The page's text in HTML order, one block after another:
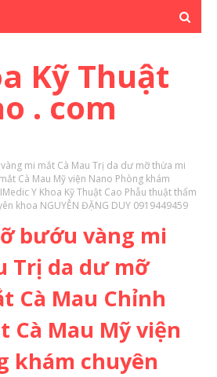
Kỹ Thuật
. com
mi mắt Cà Mau Trị da dư mỡ thừa mi
Cà Mau Mỹ viện Nano Phòng khám
Y Khoa Kỹ Thuật Cao Phẫu thuật thẩm
khoa NGUYỄN ĐẶNG DUY 0919449459
bướu vàng mi
Trị da dư mỡ
Cà Mau Chỉnh
Cà Mau Mỹ viện
khám chuyên